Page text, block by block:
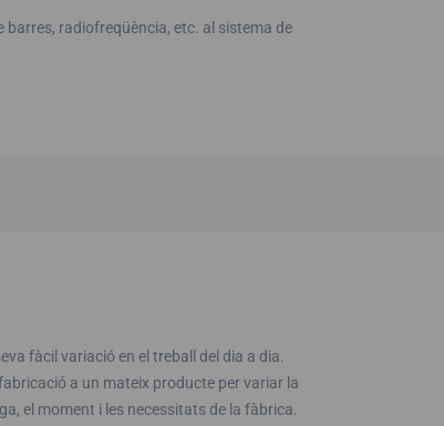
barres, radiofreqüència, etc. al sistema de
fàcil variació en el treball del dia a dia.
a un mateix producte per variar la
el moment i les necessitats de la fàbrica.